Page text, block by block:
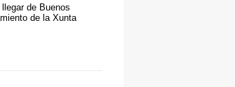
de Buenos
de la Xunta